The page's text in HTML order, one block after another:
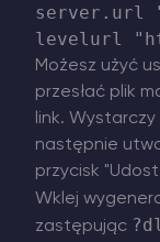
server.url
Możesz użyć
przesłać plik
link.
następnie
przycisk
Wklej
zastępując